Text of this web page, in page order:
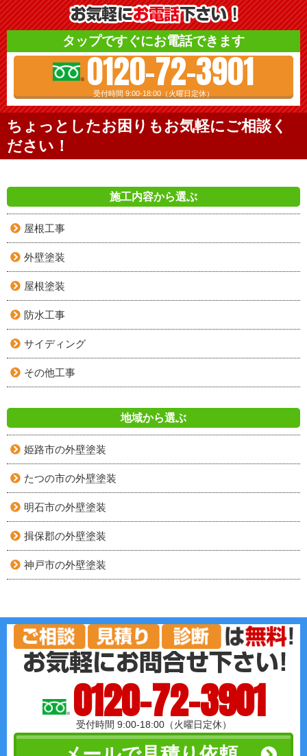
タップですぐにお電話できます
0120-72-3901
受付時間 9:00-18:00（火曜日定休）
ちょっとしたお困りもお気軽にご相談く
ださい！
施工内容から選ぶ
屋根工事
外壁塗装
屋根塗装
防水工事
サイディング
その他工事
地域から選ぶ
姫路市の外壁塗装
たつの市の外壁塗装
明石市の外壁塗装
揖保郡の外壁塗装
神戸市の外壁塗装
0120-72-3901
受付時間 9:00-18:00（火曜日定休）